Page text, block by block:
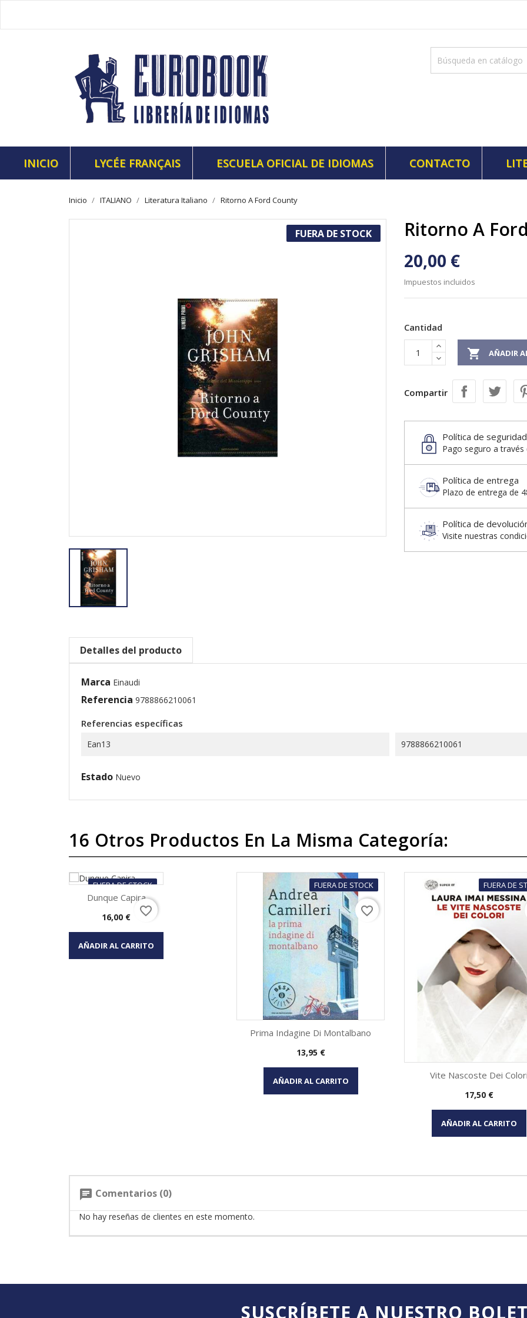
INICIO LYCÉE FRANÇAIS ESCUELA OFICIAL DE IDIOMAS CONTACTO
Inicio ITALIANO Literatura Italiano Ritorno A Ford County
FUERA DE STOCK Ritorno A
20,00 €
Impuestos incluidos
Cantidad
 AÑADIR
Compartir
Política de seguridad
Pago seguro a través
Política de entrega
Plazo de entrega de
Política de
Visite nuestras
Detalles del producto
Marca Einaudi
Referencia 9788866210061
Referencias específicas
Ean13 9788866210061
Estado Nuevo
16 Otros Productos En La Misma Categoría:
FUERA DE STOCK
Vista rápida
Dunque Capira
Precio
16,00 €
AÑADIR AL CARRITO
favorite_border
FUERA DE STOCK
Vista rápida
Prima Indagine Di Montalbano
Precio
13,95 €
AÑADIR AL CARRITO
favorite_border
FUERA DE
Vista rápida
Vite Nascoste Dei Colori
Precio
17,50 €
AÑADIR AL CARRITO
chat Comentarios (0)
No hay reseñas de clientes en este momento.
SUSCRÍBETE A NUESTRO